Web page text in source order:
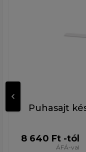
Puhasajt
8 640 Ft -tól
ÁFÁ-val